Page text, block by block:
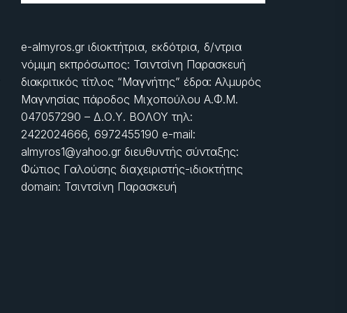
e-almyros.gr ιδιοκτήτρια, εκδότρια, δ/ντρια
νόμιμη εκπρόσωπος: Τσιντσίνη Παρασκευή
διακριτικός τίτλος “Μαγνήτης” έδρα: Αλμυρός
Μαγνησίας πάροδος Μιχοπούλου Α.Φ.Μ.
047057290 – Δ.Ο.Υ. ΒΟΛΟΥ τηλ:
2422024666, 6972455190 e-mail:
almyros1@yahoo.gr διευθυντής σύνταξης:
Φώτιος Γαλούσης διαχειριστής-ιδιοκτήτης
domain: Τσιντσίνη Παρασκευή